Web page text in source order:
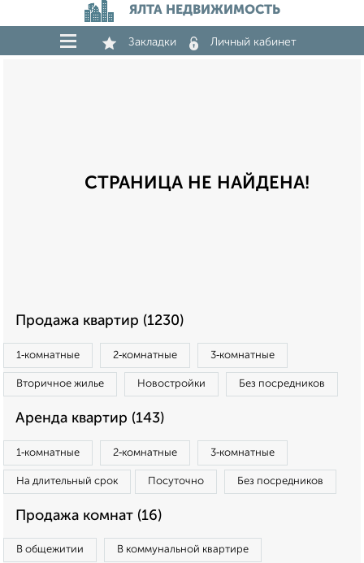
ЯЛТА НЕДВИЖИМОСТЬ
Закладки Личный кабинет
СТРАНИЦА НЕ НАЙДЕНА!
Продажа квартир (1230)
1‑комнатные 2‑комнатные 3‑комнатные
Вторичное жилье Новостройки Без посредников
Аренда квартир (143)
1‑комнатные 2‑комнатные 3‑комнатные
На длительный срок Посуточно Без посредников
Продажа комнат (16)
В общежитии В коммунальной квартире